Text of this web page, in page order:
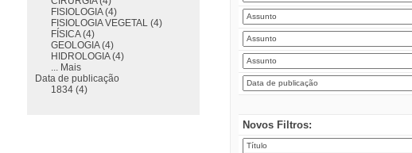
Novos Filtros:
FISIOLOGIA (4)
FISIOLOGIA VEGETAL (4)
FÍSICA (4)
GEOLOGIA (4)
HIDROLOGIA (4)
... Mais
Data de publicação
1834 (4)